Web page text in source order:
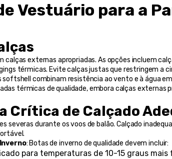
Vestuário para a
calças externas apropriadas. As opções incluem
térmicas. Evite calças justas que restringem a
softshell combinam resistência ao vento e à água
térmicas de qualidade, embora calças externas
Crítica de Calçado
severas durante os voos de balão. Calçado
: Botas de inverno de qualidade devem incluir:
para temperaturas de 10-15 graus mais